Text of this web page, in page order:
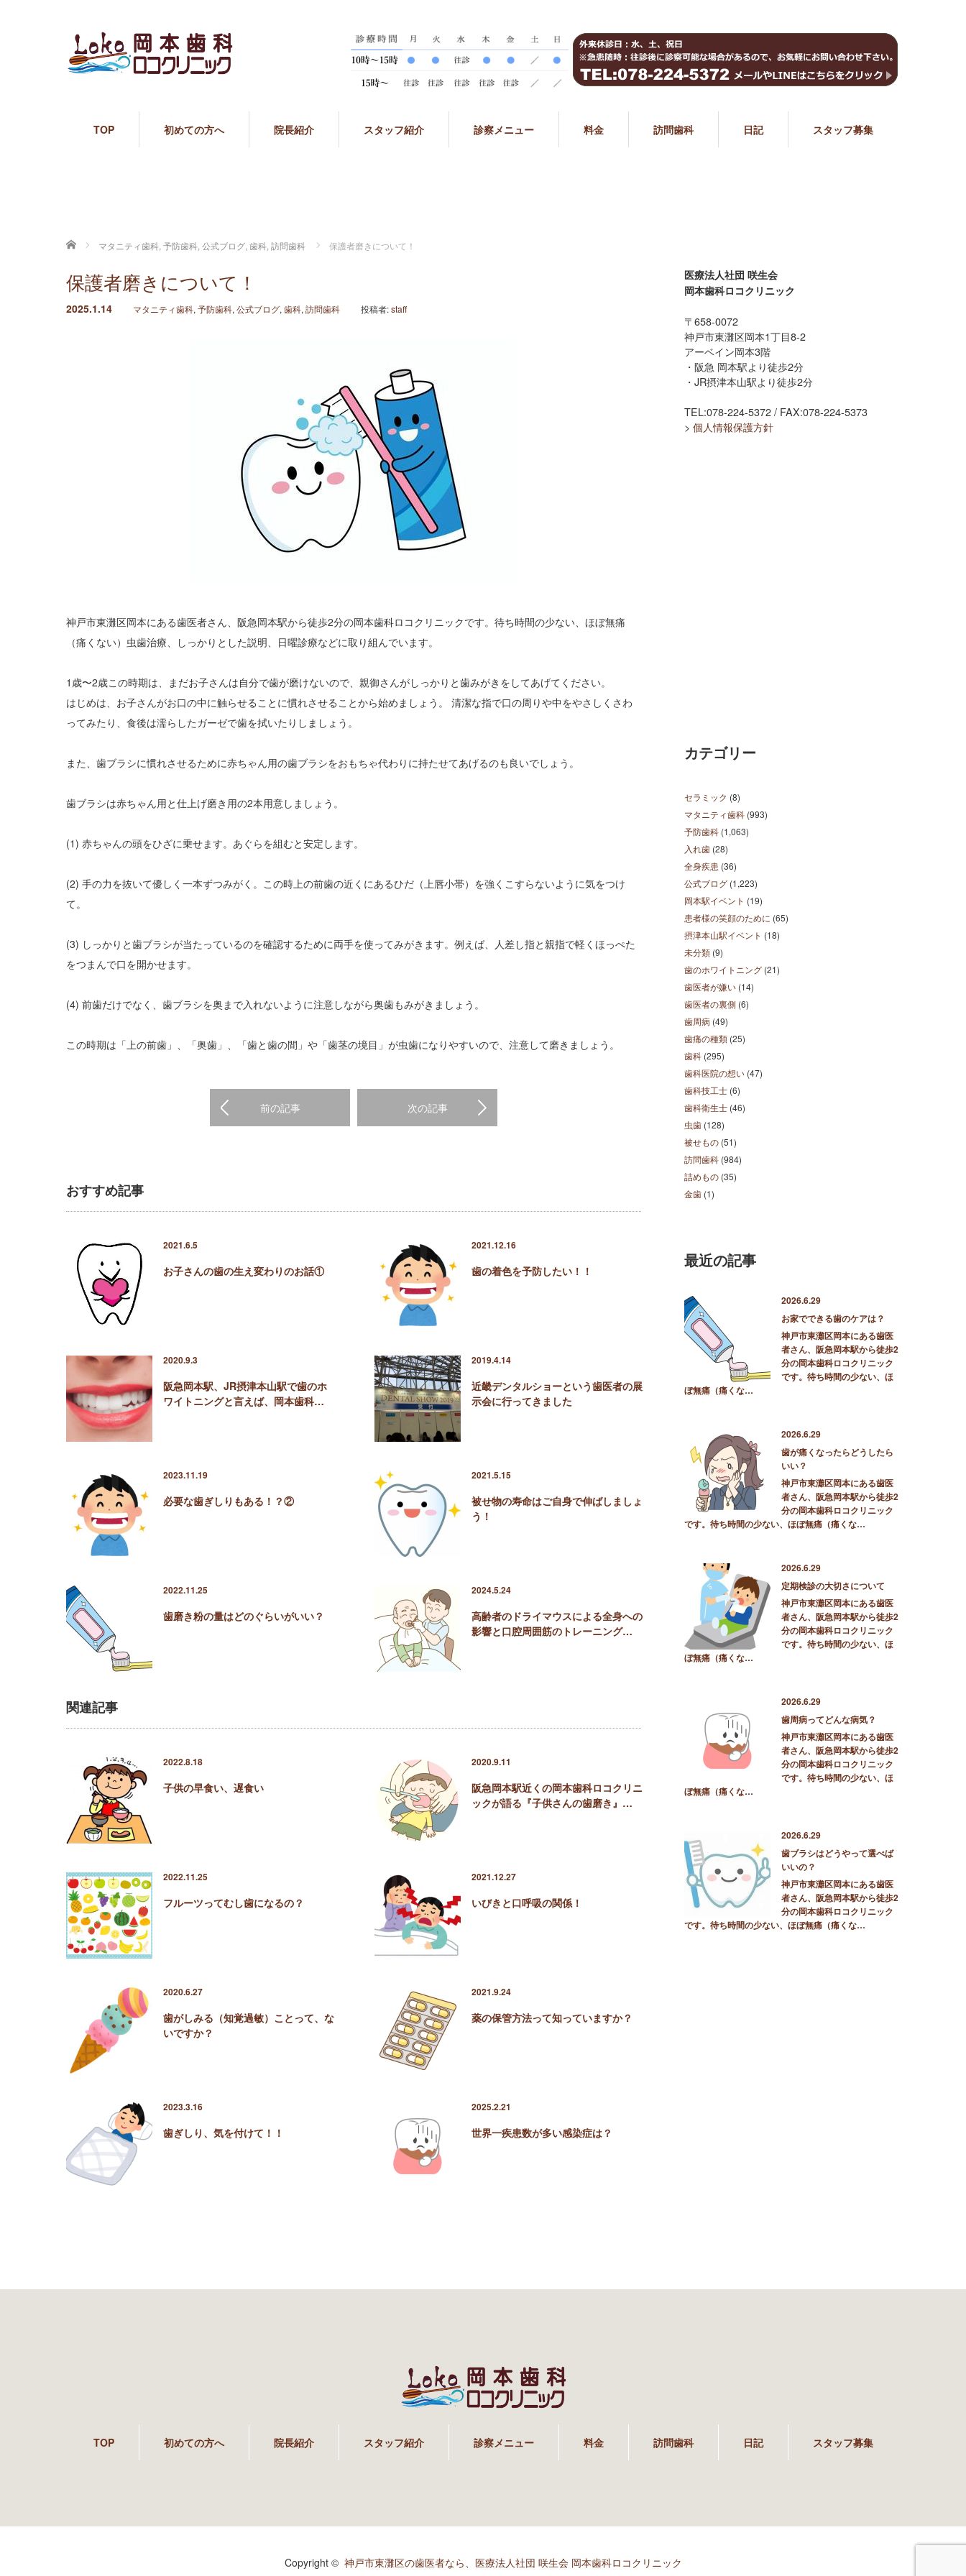
TOP 初めての方へ 院長紹介 スタッフ紹介 診察メニュー 料金 訪問歯科 日記 スタッフ募集
ホーム マタニティ歯科, 予防歯科, 公式ブログ, 歯科, 訪問歯科 保護者磨きについて！
保護者磨きについて！
2025.1.14 マタニティ歯科, 予防歯科, 公式ブログ, 歯科, 訪問歯科 投稿者:staff
神戸市東灘区岡本にある歯医者さん、阪急岡本駅から徒歩2分の岡本歯科ロコクリニックです。待ち時間の少ない、ほぼ無痛
（痛くない）虫歯治療、しっかりとした説明、日曜診療などに取り組んでいます。
1歳〜2歳この時期は、まだお子さんは自分で歯が磨けないので、親御さんがしっかりと歯みがきをしてあげてください。
はじめは、お子さんがお口の中に触らせることに慣れさせることから始めましょう。 清潔な指で口の周りや中をやさしくさわ
ってみたり、食後は濡らしたガーゼで歯を拭いたりしましょう。
また、歯ブラシに慣れさせるために赤ちゃん用の歯ブラシをおもちゃ代わりに持たせてあげるのも良いでしょう。
歯ブラシは赤ちゃん用と仕上げ磨き用の2本用意しましょう。
(1) 赤ちゃんの頭をひざに乗せます。あぐらを組むと安定します。
(2) 手の力を抜いて優しく一本ずつみがく。この時上の前歯の近くにあるひだ（上唇小帯）を強くこすらないように気をつけ
て。
(3) しっかりと歯ブラシが当たっているのを確認するために両手を使ってみがきます。例えば、人差し指と親指で軽くほっぺた
をつまんで口を開かせます。
(4) 前歯だけでなく、歯ブラシを奥まで入れないように注意しながら奥歯もみがきましょう。
この時期は「上の前歯」、「奥歯」、「歯と歯の間」や「歯茎の境目」が虫歯になりやすいので、注意して磨きましょう。
前の記事 次の記事
おすすめ記事
2021.6.5
お子さんの歯の生え変わりのお話①
2021.12.16
歯の着色を予防したい！！
2020.9.3
阪急岡本駅、JR摂津本山駅で歯のホ
ワイトニングと言えば、岡本歯科…
2019.4.14
近畿デンタルショーという歯医者の展
示会に行ってきました
2023.11.19
必要な歯ぎしりもある！？②
2021.5.15
被せ物の寿命はご自身で伸ばしましょ
う！
2022.11.25
歯磨き粉の量はどのぐらいがいい？
2024.5.24
高齢者のドライマウスによる全身への
影響と口腔周囲筋のトレーニング…
関連記事
2022.8.18
子供の早食い、遅食い
2020.9.11
阪急岡本駅近くの岡本歯科ロコクリニ
ックが語る『子供さんの歯磨き』…
2022.11.25
フルーツってむし歯になるの？
2021.12.27
いびきと口呼吸の関係！
2020.6.27
歯がしみる（知覚過敏）ことって、な
いですか？
2021.9.24
薬の保管方法って知っていますか？
2023.3.16
歯ぎしり、気を付けて！！
2025.2.21
世界一疾患数が多い感染症は？
医療法人社団 咲生会
岡本歯科ロコクリニック
〒658-0072
神戸市東灘区岡本1丁目8-2
アーベイン岡本3階
・阪急 岡本駅より徒歩2分
・JR摂津本山駅より徒歩2分
TEL:078-224-5372 / FAX:078-224-5373
> 個人情報保護方針
カテゴリー
セラミック (8)
マタニティ歯科 (993)
予防歯科 (1,063)
入れ歯 (28)
全身疾患 (36)
公式ブログ (1,223)
岡本駅イベント (19)
患者様の笑顔のために (65)
摂津本山駅イベント (18)
未分類 (9)
歯のホワイトニング (21)
歯医者が嫌い (14)
歯医者の裏側 (6)
歯周病 (49)
歯痛の種類 (25)
歯科 (295)
歯科医院の想い (47)
歯科技工士 (6)
歯科衛生士 (46)
虫歯 (128)
被せもの (51)
訪問歯科 (984)
詰めもの (35)
金歯 (1)
最近の記事
2026.6.29
お家でできる歯のケアは？
神戸市東灘区岡本にある歯医
者さん、阪急岡本駅から徒歩2
分の岡本歯科ロコクリニック
です。待ち時間の少ない、ほ
ぼ無痛（痛くな…
2026.6.29
歯が痛くなったらどうしたら
いい？
神戸市東灘区岡本にある歯医
者さん、阪急岡本駅から徒歩2
分の岡本歯科ロコクリニック
です。待ち時間の少ない、ほぼ無痛（痛くな…
2026.6.29
定期検診の大切さについて
神戸市東灘区岡本にある歯医
者さん、阪急岡本駅から徒歩2
分の岡本歯科ロコクリニック
です。待ち時間の少ない、ほ
ぼ無痛（痛くな…
2026.6.29
歯周病ってどんな病気？
神戸市東灘区岡本にある歯医
者さん、阪急岡本駅から徒歩2
分の岡本歯科ロコクリニック
です。待ち時間の少ない、ほ
ぼ無痛（痛くな…
2026.6.29
歯ブラシはどうやって選べば
いいの？
神戸市東灘区岡本にある歯医
者さん、阪急岡本駅から徒歩2
分の岡本歯科ロコクリニック
です。待ち時間の少ない、ほぼ無痛（痛くな…
TOP 初めての方へ 院長紹介 スタッフ紹介 診察メニュー 料金 訪問歯科 日記 スタッフ募集
Copyright © 神戸市東灘区の歯医者なら、医療法人社団 咲生会 岡本歯科ロコクリニック